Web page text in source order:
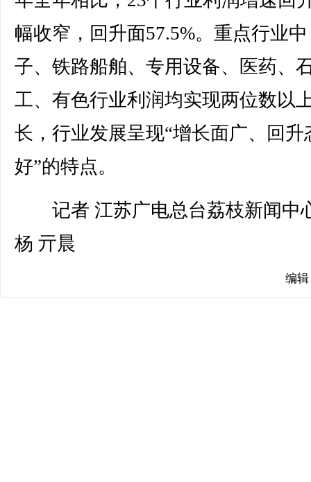
幅收窄，回升面57.5%。重点行业
子、铁路船舶、专用设备、医药、
工、有色行业利润均实现两位数以
长，行业发展呈现“增长面广、回升
好”的特点。
记者 江苏广电总台荔枝新闻中
杨 亓晨
编